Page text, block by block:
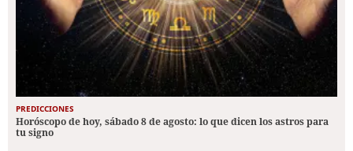
PREDICCIONES
Horóscopo de hoy, sábado 8 de agosto: lo que dicen los astros para
tu signo